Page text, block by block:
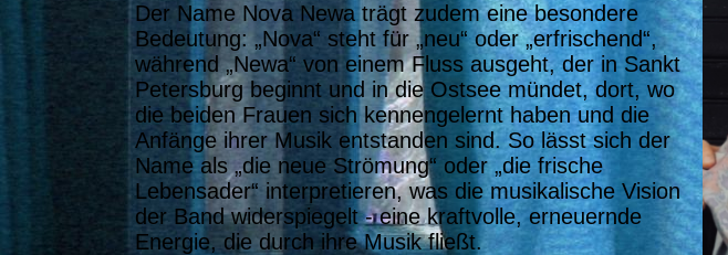
Der Name Nova Newa trägt zudem eine besondere
Bedeutung: „Nova“ steht für „neu“ oder „erfrischend“,
während „Newa“ von einem Fluss ausgeht, der in Sankt
Petersburg beginnt und in die Ostsee mündet, dort, wo
die beiden Frauen sich kennengelernt haben und die
Anfänge ihrer Musik entstanden sind. So lässt sich der
Name als „die neue Strömung“ oder „die frische
Lebensader“ interpretieren, was die musikalische Vision
der Band widerspiegelt - eine kraftvolle, erneuernde
Energie, die durch ihre Musik fließt.